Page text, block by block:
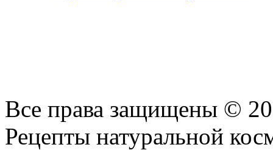
Все права защищены ©
Рецепты натуральной